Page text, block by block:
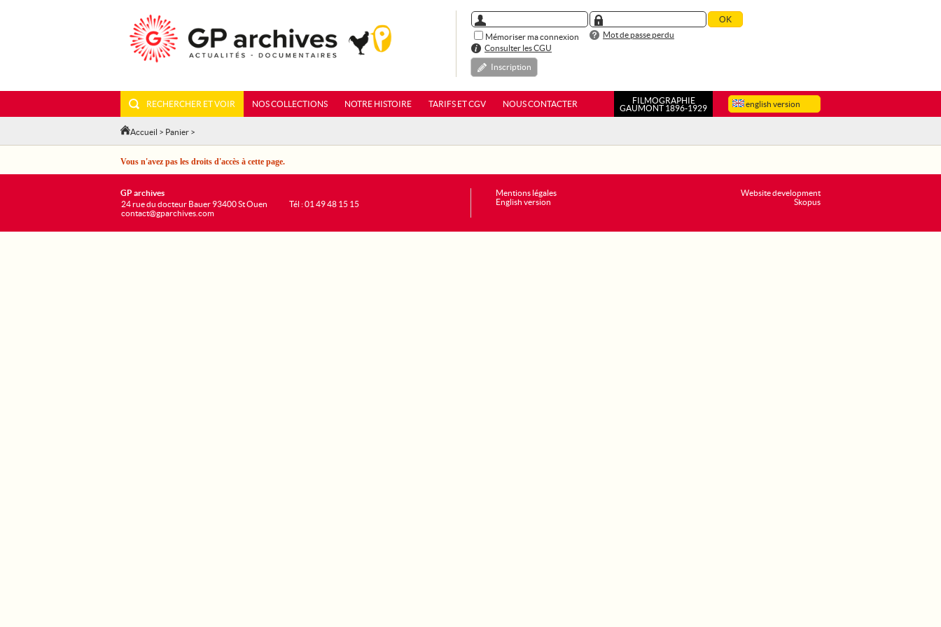
Mémoriser ma connexion
Mot de passe perdu
Consulter les CGU
Inscription
english version
RECHERCHER ET VOIR NOS COLLECTIONS NOTRE HISTOIRE TARIFS ET CGV NOUS CONTACTER
FILMOGRAPHIE
GAUMONT 1896-1929
Accueil > Panier >
Vous n'avez pas les droits d'accès à cette page.
Website development
Skopus
GP archives
24 rue du docteur Bauer 93400 St Ouen
contact@gparchives.com
Tél : 01 49 48 15 15
Mentions légales
English version